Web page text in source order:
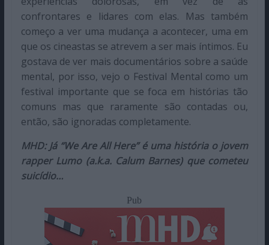
confrontares e lidares com elas. Mas também
começo a ver uma mudança a acontecer, uma em
que os cineastas se atrevem a ser mais íntimos. Eu
gostava de ver mais documentários sobre a saúde
mental, por isso, vejo o Festival Mental como um
festival importante que se foca em histórias tão
comuns mas que raramente são contadas ou,
então, são ignoradas completamente.
MHD: Já “We Are All Here” é uma história o jovem
rapper Lumo (a.k.a. Calum Barnes) que cometeu
suicídio…
Pub